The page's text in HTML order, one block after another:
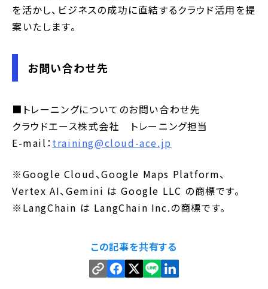
を活かし、ビジネスの成功に直結するクラウド活用を提
案いたします。
お問い合わせ先
■トレーニングについてのお問い合わせ先
クラウドエース株式会社 トレーニング担当
E-mail：training@cloud-ace.jp
※Google Cloud、Google Maps Platform、
Vertex AI、Gemini は Google LLC の商標です。
※LangChain は LangChain Inc.の商標です。
この記事を共有する